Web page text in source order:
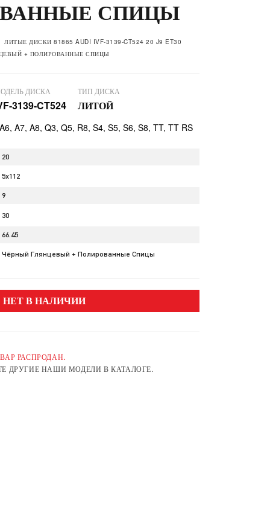
СПИЦЫ
ЛИТЫЕ ДИСКИ 81865 AUDI IVF-3139-CT524 20 J9 ET30
+ ПОЛИРОВАННЫЕ СПИЦЫ
ДИСКА
3139-CT524
ТИП ДИСКА
ЛИТОЙ
A7, A8, Q3, Q5, R8, S4, S5, S6, S8, TT, TT RS
20
5x112
9
30
66.45
Чёрный Глянцевый + Полированные Спицы
НЕТ В НАЛИЧИИ
РАСПРОДАН.
ДРУГИЕ НАШИ МОДЕЛИ В КАТАЛОГЕ.